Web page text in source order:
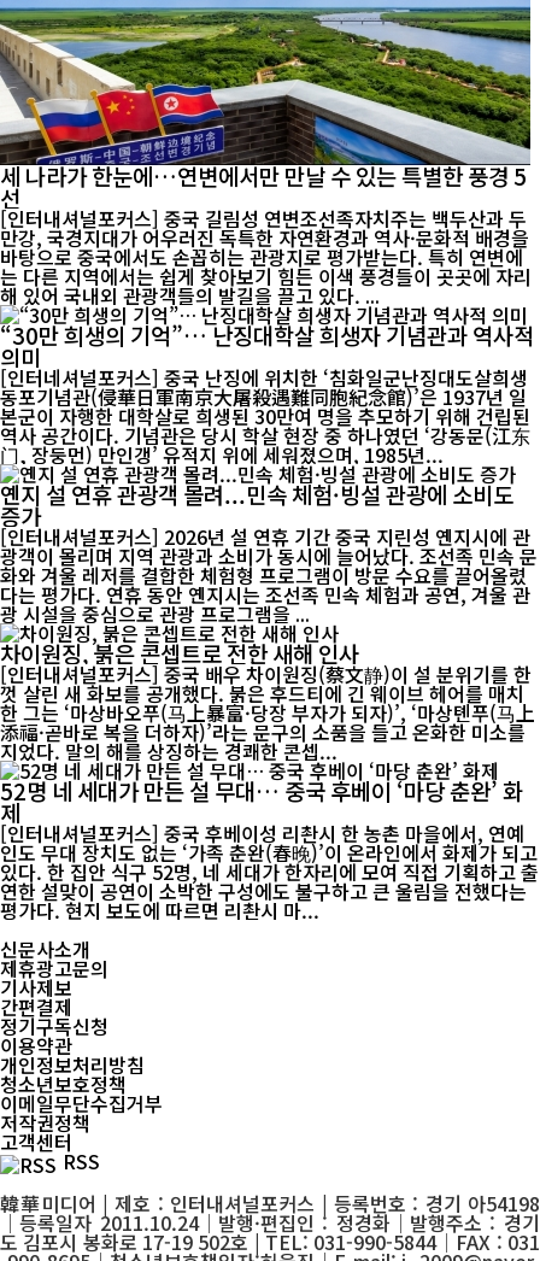
세 나라가 한눈에…연변에서만 만날 수 있는 특별한 풍경 5
선
[인터내셔널포커스] 중국 길림성 연변조선족자치주는 백두산과 두
만강, 국경지대가 어우러진 독특한 자연환경과 역사·문화적 배경을
바탕으로 중국에서도 손꼽히는 관광지로 평가받는다. 특히 연변에
는 다른 지역에서는 쉽게 찾아보기 힘든 이색 풍경들이 곳곳에 자리
해 있어 국내외 관광객들의 발길을 끌고 있다. ...
“30만 희생의 기억”… 난징대학살 희생자 기념관과 역사적
의미
[인터네셔널포커스] 중국 난징에 위치한 ‘침화일군난징대도살희생
동포기념관(侵華日軍南京大屠殺遇難同胞紀念館)’은 1937년 일
본군이 자행한 대학살로 희생된 30만여 명을 추모하기 위해 건립된
역사 공간이다. 기념관은 당시 학살 현장 중 하나였던 ‘강동문(江东
门, 장둥먼) 만인갱’ 유적지 위에 세워졌으며, 1985년...
옌지 설 연휴 관광객 몰려...민속 체험·빙설 관광에 소비도
증가
[인터내셔널포커스] 2026년 설 연휴 기간 중국 지린성 옌지시에 관
광객이 몰리며 지역 관광과 소비가 동시에 늘어났다. 조선족 민속 문
화와 겨울 레저를 결합한 체험형 프로그램이 방문 수요를 끌어올렸
다는 평가다. 연휴 동안 옌지시는 조선족 민속 체험과 공연, 겨울 관
광 시설을 중심으로 관광 프로그램을 ...
차이원징, 붉은 콘셉트로 전한 새해 인사
[인터내셔널포커스] 중국 배우 차이원징(蔡文静)이 설 분위기를 한
껏 살린 새 화보를 공개했다. 붉은 후드티에 긴 웨이브 헤어를 매치
한 그는 ‘마상바오푸(马上暴富·당장 부자가 되자)’, ‘마상톈푸(马上
添福·곧바로 복을 더하자)’라는 문구의 소품을 들고 온화한 미소를
지었다. 말의 해를 상징하는 경쾌한 콘셉...
52명 네 세대가 만든 설 무대… 중국 후베이 ‘마당 춘완’ 화
제
[인터내셔널포커스] 중국 후베이성 리촨시 한 농촌 마을에서, 연예
인도 무대 장치도 없는 ‘가족 춘완(春晚)’이 온라인에서 화제가 되고
있다. 한 집안 식구 52명, 네 세대가 한자리에 모여 직접 기획하고 출
연한 설맞이 공연이 소박한 구성에도 불구하고 큰 울림을 전했다는
평가다. 현지 보도에 따르면 리촨시 마...
신문사소개
제휴광고문의
기사제보
간편결제
정기구독신청
이용약관
개인정보처리방침
청소년보호정책
이메일무단수집거부
저작권정책
고객센터
RSS
韓華미디어 | 제호 : 인터내셔널포커스 | 등록번호 : 경기 아54198
│등록일자 2011.10.24│발행·편집인 : 정경화│발행주소 : 경기
도 김포시 봉화로 17-19 502호 | TEL: 031-990-5844│FAX : 031